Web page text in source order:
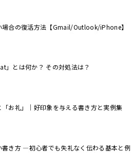
合の復活方法【Gmail/Outlook/iPhone】
」とは何か？ その対処法は？
お礼」｜好印象を与える書き方と実例集
き方 ―初心者でも失礼なく伝わる基本と例